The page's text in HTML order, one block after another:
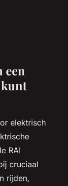
een
elektrisch
RAI
cruciaal
rijden,